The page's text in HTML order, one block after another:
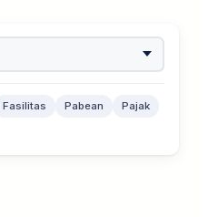
Fasilitas Pabean
Pajak